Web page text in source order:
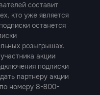
составит
кто уже является
останется
розыгрышах.
акции
подписки
партнеру акции
номеру 8-800-